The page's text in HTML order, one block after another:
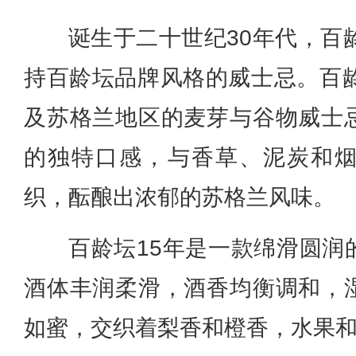
诞生于二十世纪30年代，百
持百龄坛品牌风格的威士忌。百
及苏格兰地区的麦芽与谷物威士
的独特口感，与香草、泥炭和
织，酝酿出浓郁的苏格兰风味。
百龄坛15年是一款绵滑圆润
酒体丰润柔滑，酒香均衡调和，
如蜜，交织着梨香和橙香，水果